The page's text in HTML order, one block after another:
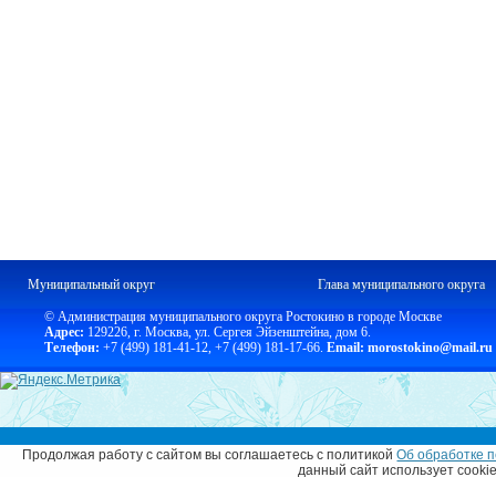
Муниципальный округ Глава муниципального округа
© Администрация муниципального округа Ростокино в городе Москве
Адрес: 129226, г. Москва, ул. Сергея Эйзенштейна, дом 6.
Телефон: +7 (499) 181-41-12, +7 (499) 181-17-66. Email: morostokino@mail.ru
Продолжая работу с сайтом вы соглашаетесь с политикойОб обработке
данный сайт использует